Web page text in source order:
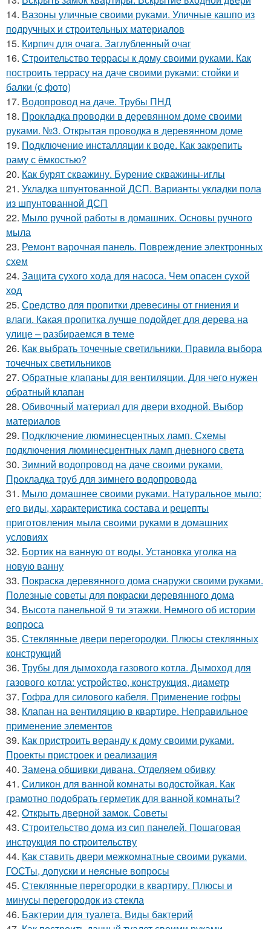
14. Вазоны уличные своими руками. Уличные кашпо из
подручных и строительных материалов
15. Кирпич для очага. Заглубленный очаг
16. Строительство террасы к дому своими руками. Как
построить террасу на даче своими руками: стойки и
балки (с фото)
17. Водопровод на даче. Трубы ПНД
18. Прокладка проводки в деревянном доме своими
руками. №3. Открытая проводка в деревянном доме
19. Подключение инсталляции к воде. Как закрепить
раму с ёмкостью?
20. Как бурят скважину. Бурение скважины-иглы
21. Укладка шпунтованной ДСП. Варианты укладки пола
из шпунтованной ДСП
22. Мыло ручной работы в домашних. Основы ручного
мыла
23. Ремонт варочная панель. Повреждение электронных
схем
24. Защита сухого хода для насоса. Чем опасен сухой
ход
25. Средство для пропитки древесины от гниения и
влаги. Какая пропитка лучше подойдет для дерева на
улице – разбираемся в теме
26. Как выбрать точечные светильники. Правила выбора
точечных светильников
27. Обратные клапаны для вентиляции. Для чего нужен
обратный клапан
28. Обивочный материал для двери входной. Выбор
материалов
29. Подключение люминесцентных ламп. Схемы
подключения люминесцентных ламп дневного света
30. Зимний водопровод на даче своими руками.
Прокладка труб для зимнего водопровода
31. Мыло домашнее своими руками. Натуральное мыло:
его виды, характеристика состава и рецепты
приготовления мыла своими руками в домашних
условиях
32. Бортик на ванную от воды. Установка уголка на
новую ванну
33. Покраска деревянного дома снаружи своими руками.
Полезные советы для покраски деревянного дома
34. Высота панельной 9 ти этажки. Немного об истории
вопроса
35. Стеклянные двери перегородки. Плюсы стеклянных
конструкций
36. Трубы для дымохода газового котла. Дымоход для
газового котла: устройство, конструкция, диаметр
37. Гофра для силового кабеля. Применение гофры
38. Клапан на вентиляцию в квартире. Неправильное
применение элементов
39. Как пристроить веранду к дому своими руками.
Проекты пристроек и реализация
40. Замена обшивки дивана. Отделяем обивку
41. Силикон для ванной комнаты водостойкая. Как
грамотно подобрать герметик для ванной комнаты?
42. Открыть дверной замок. Советы
43. Строительство дома из сип панелей. Пошаговая
инструкция по строительству
44. Как ставить двери межкомнатные своими руками.
ГОСТы, допуски и неясные вопросы
45. Стеклянные перегородки в квартиру. Плюсы и
минусы перегородок из стекла
46. Бактерии для туалета. Виды бактерий